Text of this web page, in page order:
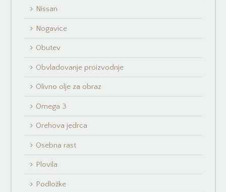
Nissan
Nogavice
Obutev
Obvladovanje proizvodnje
Olivno olje za obraz
Omega 3
Orehova jedrca
Osebna rast
Plovila
Podložke